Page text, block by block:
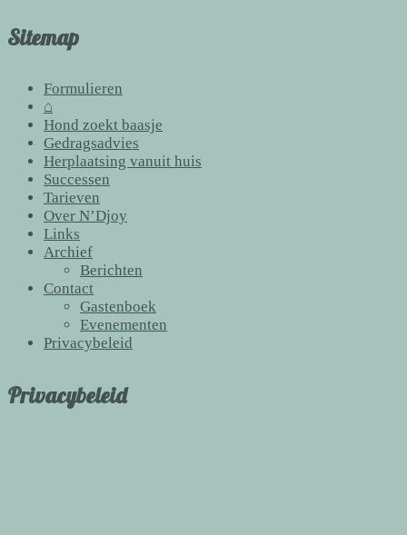
Sitemap
Formulieren
⌂
Hond zoekt baasje
Gedragsadvies
Herplaatsing vanuit huis
Successen
Tarieven
Over N’Djoy
Links
Archief
Berichten
Contact
Gastenboek
Evenementen
Privacybeleid
Privacybeleid